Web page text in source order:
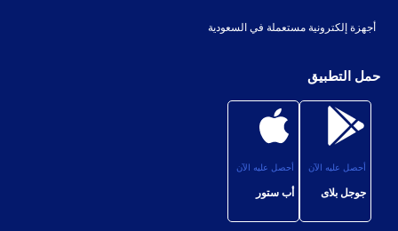
أجهزة إلكترونية مستعملة في السعودية
حمل التطبيق
أحصل عليه الآن
جوجل بلاى
أحصل عليه الآن
أب ستور